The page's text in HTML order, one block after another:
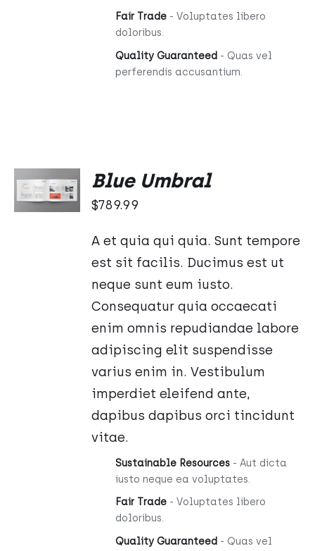
Fair Trade- Voluptates libero
doloribus.
Quality Guaranteed - Quas vel
perferendis accusantium.
DO
KOSZYKA
/
Blue Umbral
$789.99
A et quia qui quia. Sunt tempore
est sit facilis. Ducimus est ut
neque sunt eum iusto.
Consequatur quia occaecati
enim omnis repudiandae labore
adipiscing elit suspendisse
varius enim in. Vestibulum
imperdiet eleifend ante,
dapibus dapibus orci tincidunt
vitae.
Sustainable Resources- Aut dicta
iusto neque ea voluptates.
Fair Trade- Voluptates libero
doloribus.
Quality Guaranteed - Quas vel